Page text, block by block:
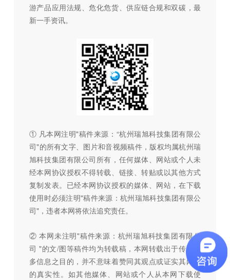
游产品应用法规、危化危货、供应链合规和双碳，最
新一手资讯。
① 凡本网注明"稿件来源：“杭州瑞旭科技集团有限公
司"的所有文字、图片和音视频稿件，版权均属杭州瑞
旭科技集团有限公司所有，任何媒体、网站或个人未
经本网协议授权不得转载、链接、转贴或以其他方式
复制发表。已经本网协议授权的媒体、网站，在下载
使用时必须注明"稿件来源：杭州瑞旭科技集团有限公
司"，违者本网将依法追究责任。
② 本网未注明"稿件来源：杭州瑞旭科技集团有限公
司 "的文/图等稿件均为转载稿，本网转载出于传递更
多信息之目的，并不意味着赞同其观点或证实其内容
的真实性。如其他媒体、网站或个人从本网下载使